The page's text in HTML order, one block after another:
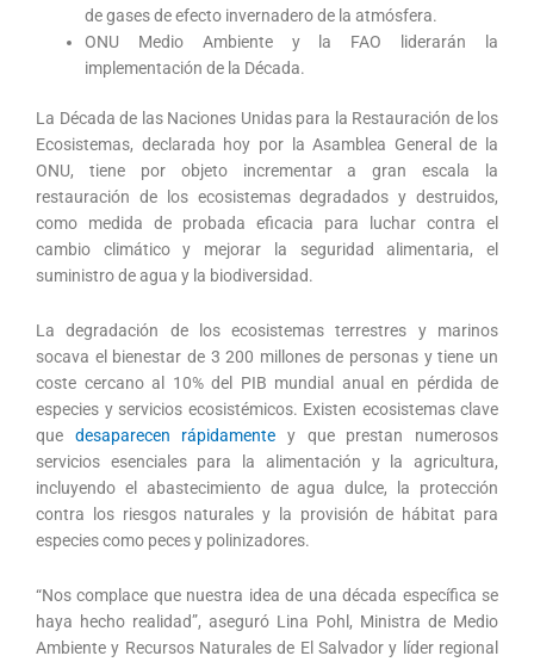
de gases de efecto invernadero de la atmósfera.
ONU Medio Ambiente y la FAO liderarán la
implementación de la Década.
La Década de las Naciones Unidas para la Restauración de los
Ecosistemas, declarada hoy por la Asamblea General de la
ONU, tiene por objeto incrementar a gran escala la
restauración de los ecosistemas degradados y destruidos,
como medida de probada eficacia para luchar contra el
cambio climático y mejorar la seguridad alimentaria, el
suministro de agua y la biodiversidad.
La degradación de los ecosistemas terrestres y marinos
socava el bienestar de 3 200 millones de personas y tiene un
coste cercano al 10% del PIB mundial anual en pérdida de
especies y servicios ecosistémicos. Existen ecosistemas clave
que desaparecen rápidamente y que prestan numerosos
servicios esenciales para la alimentación y la agricultura,
incluyendo el abastecimiento de agua dulce, la protección
contra los riesgos naturales y la provisión de hábitat para
especies como peces y polinizadores.
“Nos complace que nuestra idea de una década específica se
haya hecho realidad”, aseguró Lina Pohl, Ministra de Medio
Ambiente y Recursos Naturales de El Salvador y líder regional